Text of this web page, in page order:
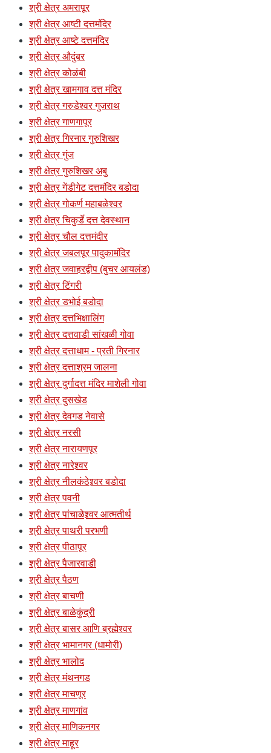
श्री क्षेत्र अमरापूर
श्री क्षेत्र आष्टी दत्तमंदिर
श्री क्षेत्र आष्टे दत्तमंदिर
श्री क्षेत्र औदुंबर
श्री क्षेत्र कोळंबी
श्री क्षेत्र खामगाव दत्त मंदिर
श्री क्षेत्र गरुडेश्वर गुजराथ
श्री क्षेत्र गाणगापूर
श्री क्षेत्र गिरनार गुरुशिखर
श्री क्षेत्र गुंज
श्री क्षेत्र गुरुशिखर अबु
श्री क्षेत्र गेंडीगेट दत्तमंदिर बडोदा
श्री क्षेत्र गोकर्ण महाबळेश्वर
श्री क्षेत्र चिकुर्डे दत्त देवस्थान
श्री क्षेत्र चौल दत्तमंदीर
श्री क्षेत्र जबलपूर पादुकामंदिर
श्री क्षेत्र जवाहरद्वीप (बुचर आयलंड)
श्री क्षेत्र टिंगरी
श्री क्षेत्र डभोई बडोदा
श्री क्षेत्र दत्तभिक्षालिंग
श्री क्षेत्र दत्तवाडी सांखळी गोवा
श्री क्षेत्र दत्ताधाम - प्रती गिरनार
श्री क्षेत्र दत्ताश्रम जालना
श्री क्षेत्र दुर्गादत्त मंदिर माशेली गोवा
श्री क्षेत्र दुसखेड
श्री क्षेत्र देवगड नेवासे
श्री क्षेत्र नरसी
श्री क्षेत्र नारायणपूर
श्री क्षेत्र नारेश्र्वर
श्री क्षेत्र नीलकंठेश्र्वर बडोदा
श्री क्षेत्र पवनी
श्री क्षेत्र पांचाळेश्र्वर आत्मतीर्थ
श्री क्षेत्र पाथरी परभणी
श्री क्षेत्र पीठापूर
श्री क्षेत्र पैजारवाडी
श्री क्षेत्र पैठण
श्री क्षेत्र बाचणी
श्री क्षेत्र बाळेकुंद्री
श्री क्षेत्र बासर आणि ब्रह्मेश्वर
श्री क्षेत्र भामानगर (धामोरी)
श्री क्षेत्र भालोद
श्री क्षेत्र मंथनगड
श्री क्षेत्र माचणूर
श्री क्षेत्र माणगांव
श्री क्षेत्र माणिकनगर
श्री क्षेत्र माहूर